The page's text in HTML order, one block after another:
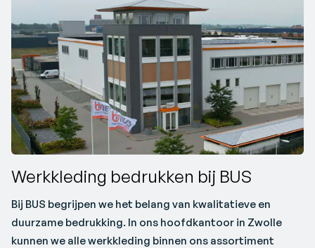
Werkkleding bedrukken bij BUS
Bij BUS begrijpen we het belang van kwalitatieve en
duurzame bedrukking. In ons hoofdkantoor in Zwolle
kunnen we alle werkkleding binnen ons assortiment